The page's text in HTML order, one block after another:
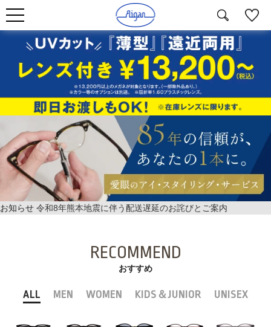
お知らせ 令和8年熊本地震に伴う配送遅延のお詫びとご案内
RECOMMEND
おすすめ
ALL MEN WOMEN KIDS＆JUNIOR UNISEX